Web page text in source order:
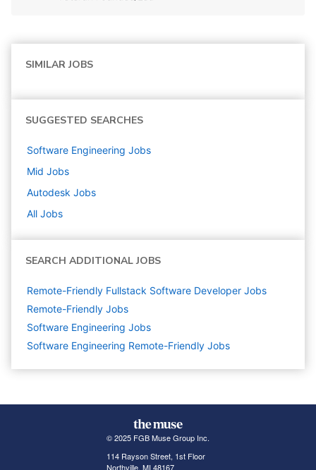
SIMILAR JOBS
SUGGESTED SEARCHES
Software Engineering Jobs
Mid Jobs
Autodesk Jobs
All Jobs
SEARCH ADDITIONAL JOBS
Remote-Friendly Fullstack Software Developer Jobs
Remote-Friendly Jobs
Software Engineering Jobs
Software Engineering Remote-Friendly Jobs
© 2025 FGB Muse Group Inc.
114 Rayson Street, 1st Floor
Northville, MI 48167